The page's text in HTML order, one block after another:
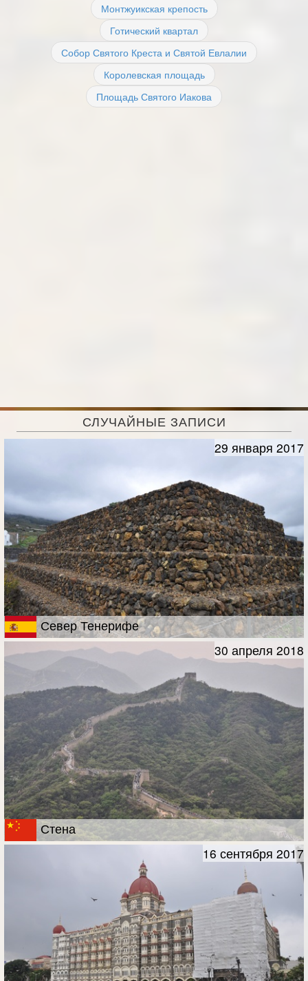
Монтжуикская крепость
Готический квартал
Собор Святого Креста и Святой Евлалии
Королевская площадь
Площадь Святого Иакова
СЛУЧАЙНЫЕ ЗАПИСИ
Север Тенерифе
29 января 2017
Стена
30 апреля 2018
16 сентября 2017